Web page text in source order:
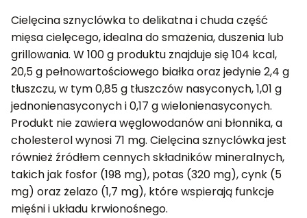
Cielęcina sznyclówka to delikatna i chuda część
mięsa cielęcego, idealna do smażenia, duszenia lub
grillowania. W 100 g produktu znajduje się 104 kcal,
20,5 g pełnowartościowego białka oraz jedynie 2,4 g
tłuszczu, w tym 0,85 g tłuszczów nasyconych, 1,01 g
jednonienasyconych i 0,17 g wielonienasyconych.
Produkt nie zawiera węglowodanów ani błonnika, a
cholesterol wynosi 71 mg. Cielęcina sznyclówka jest
również źródłem cennych składników mineralnych,
takich jak fosfor (198 mg), potas (320 mg), cynk (5
mg) oraz żelazo (1,7 mg), które wspierają funkcje
mięśni i układu krwionośnego.